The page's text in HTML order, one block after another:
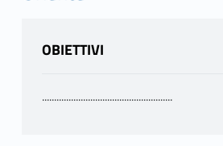
OBIETTIVI
......................................................